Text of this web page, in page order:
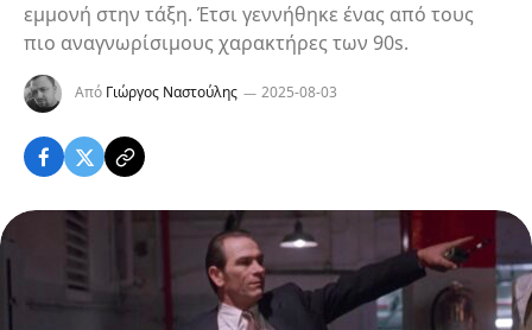
εμμονή στην τάξη. Έτσι γεννήθηκε ένας από τους
πιο αναγνωρίσιμους χαρακτήρες των 90s.
Από Γιώργος Ναστούλης 2025-08-03